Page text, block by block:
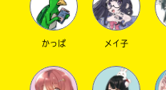
かっぱ メイ子